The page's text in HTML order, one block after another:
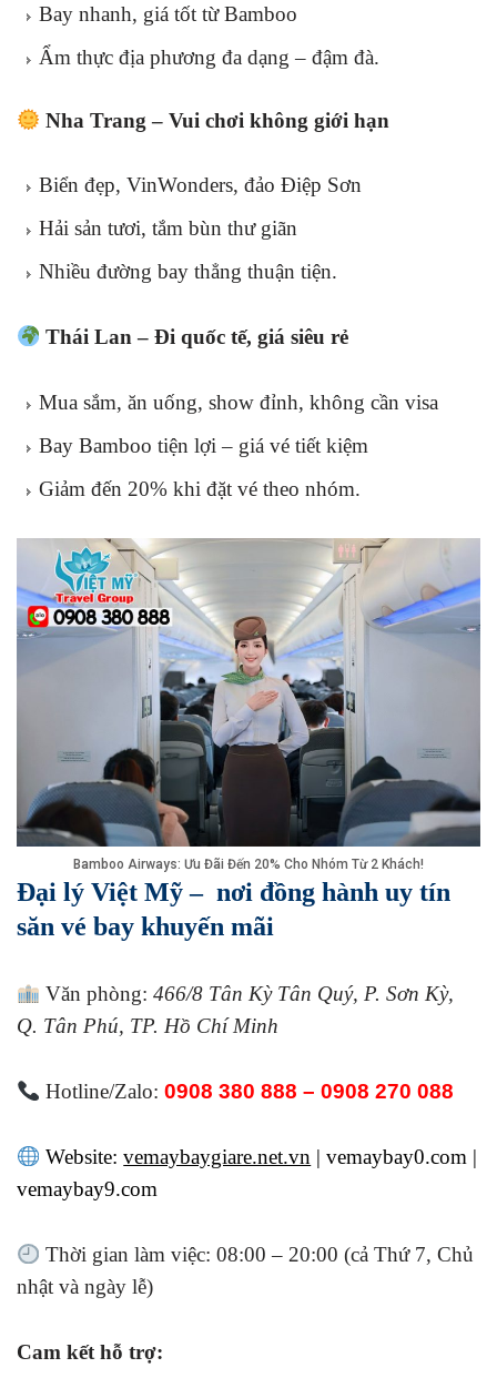
Bay nhanh, giá tốt từ Bamboo
Ẩm thực địa phương đa dạng – đậm đà.
Nha Trang – Vui chơi không giới hạn
Biển đẹp, VinWonders, đảo Điệp Sơn
Hải sản tươi, tắm bùn thư giãn
Nhiều đường bay thẳng thuận tiện.
Thái Lan – Đi quốc tế, giá siêu rẻ
Mua sắm, ăn uống, show đỉnh, không cần visa
Bay Bamboo tiện lợi – giá vé tiết kiệm
Giảm đến 20% khi đặt vé theo nhóm.
Bamboo Airways: Ưu Đãi Đến 20% Cho Nhóm Từ 2 Khách!
Đại lý Việt Mỹ – nơi đồng hành uy tín
săn vé bay khuyến mãi
Văn phòng:466/8 Tân Kỳ Tân Quý, P. Sơn Kỳ,
Q. Tân Phú, TP. Hồ Chí Minh
Hotline/Zalo:0908 380 888 – 0908 270 088
Website:vemaybaygiare.net.vn | vemaybay0.com |
vemaybay9.com
Thời gian làm việc: 08:00 – 20:00 (cả Thứ 7, Chủ
nhật và ngày lễ)
Cam kết hỗ trợ: